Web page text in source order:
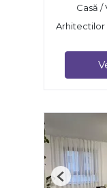
Casă
Arhitectilor
Previous